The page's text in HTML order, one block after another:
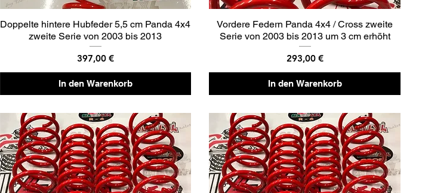
Doppelte hintere Hubfeder 5,5 cm Panda 4x4
zweite Serie von 2003 bis 2013
Preis
397,00 €
In den Warenkorb
Vordere Federn Panda 4x4 / Cross zweite
Serie von 2003 bis 2013 um 3 cm erhöht
Preis
293,00 €
In den Warenkorb